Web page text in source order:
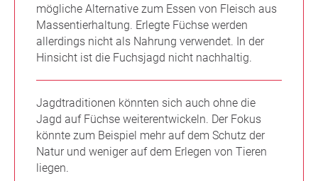
mögliche Alternative zum Essen von Fleisch aus
Massentierhaltung. Erlegte Füchse werden
allerdings nicht als Nahrung verwendet. In der
Hinsicht ist die Fuchsjagd nicht nachhaltig.
Jagdtraditionen könnten sich auch ohne die
Jagd auf Füchse weiterentwickeln. Der Fokus
könnte zum Beispiel mehr auf dem Schutz der
Natur und weniger auf dem Erlegen von Tieren
liegen.